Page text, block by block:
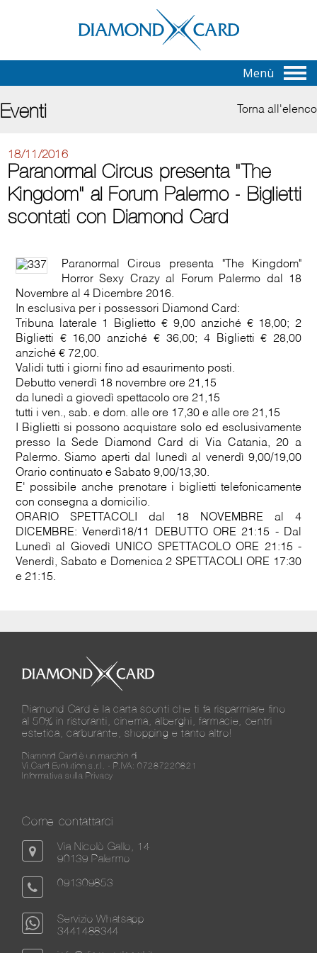
Menù
Eventi Torna all'elenco
18/11/2016
Paranormal Circus presenta "The
Kingdom" al Forum Palermo - Biglietti
scontati con Diamond Card
Paranormal Circus presenta "The Kingdom"
Horror Sexy Crazy al Forum Palermo dal 18
Novembre al 4 Dicembre 2016.
In esclusiva per i possessori Diamond Card:
Tribuna laterale 1 Biglietto € 9,00 anziché € 18,00; 2
Biglietti € 16,00 anziché € 36,00; 4 Biglietti € 28,00
anziché € 72,00.
Validi tutti i giorni fino ad esaurimento posti.
Debutto venerdì 18 novembre ore 21,15
da lunedì a giovedì spettacolo ore 21,15
tutti i ven., sab. e dom. alle ore 17,30 e alle ore 21,15
I Biglietti si possono acquistare solo ed esclusivamente
presso la Sede Diamond Card di Via Catania, 20 a
Palermo. Siamo aperti dal lunedì al venerdì 9,00/19,00
Orario continuato e Sabato 9,00/13,30.
E' possibile anche prenotare i biglietti telefonicamente
con consegna a domicilio.
ORARIO SPETTACOLI dal 18 NOVEMBRE al 4
DICEMBRE: Venerdì18/11 DEBUTTO ORE 21:15 - Dal
Lunedì al Giovedì UNICO SPETTACOLO ORE 21:15 -
Venerdì, Sabato e Domenica 2 SPETTACOLI ORE 17:30
e 21:15.
Diamond Card è la carta sconti che ti fa risparmiare fino
al 50% in ristoranti, cinema, alberghi, farmacie, centri
estetica, carburante, shopping e tanto altro!
Diamond Card è un marchio di
Vi.Card Evolution s.r.l. - P.IVA: 07287220821
Informativa sulla Privacy
Come contattarci
Via Nicolò Gallo, 14
90139 Palermo
091309853
Servizio Whatsapp
3441488344